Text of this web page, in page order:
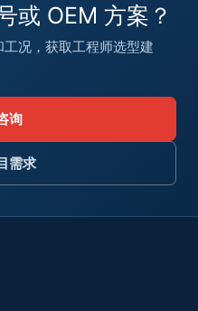
或 OEM 方案？
况，获取工程师选型建
询
需求